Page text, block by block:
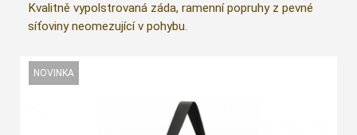
Kvalitně vypolstrovaná záda, ramenní popruhy z pevné
síťoviny neomezující v pohybu.